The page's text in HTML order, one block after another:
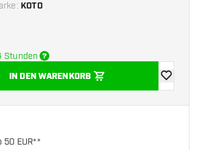
: KOTO
Stunden
IN DEN WARENKORB
Zur
50 EUR**